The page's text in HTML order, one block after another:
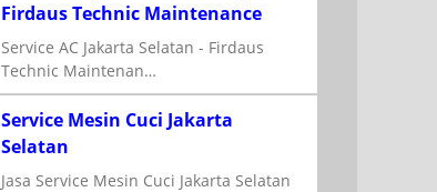
Firdaus Technic Maintenance
Service AC Jakarta Selatan - Firdaus
Technic Maintenan…
Service Mesin Cuci Jakarta
Selatan
Jasa Service Mesin Cuci Jakarta Selatan